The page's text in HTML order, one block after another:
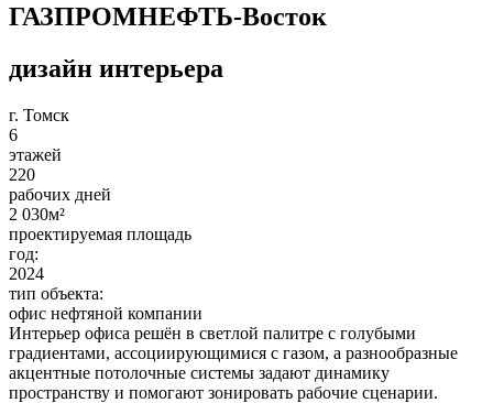
ГАЗПРОМНЕФТЬ-Восток
дизайн интерьера
г. Томск
6
этажей
220
рабочих дней
2 030м²
проектируемая площадь
год:
2024
тип объекта:
офис нефтяной компании
Интерьер офиса решён в светлой палитре с голубыми
градиентами, ассоциирующимися с газом, а разнообразные
акцентные потолочные системы задают динамику
пространству и помогают зонировать рабочие сценарии.